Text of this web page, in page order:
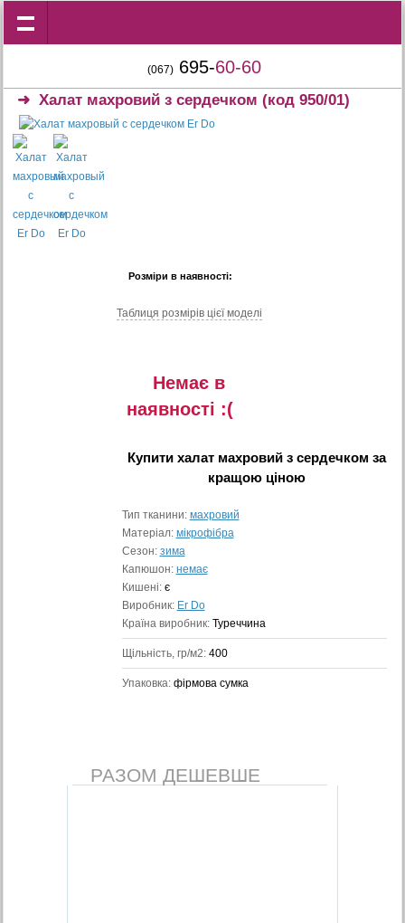
(067) 695-60-60
➜ Халат махровий з сердечком (код 950/01)
Розміри в наявності:
Таблиця розмiрiв цiєї моделi
Немає в
наявностi :(
Купити халат махровий з сердечком за
кращою ціною
Тип тканини: махровий
Матеріал: мікрофібра
Сезон: зима
Капюшон: немає
Кишені: є
Виробник: Er Do
Країна виробник: Туреччина
Щільність, гр/м2: 400
Упаковка: фірмова сумка
РАЗОМ ДЕШЕВШЕ